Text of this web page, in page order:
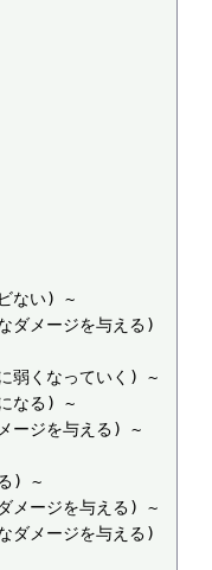
ない) ~
ダメージを与える)
弱くなっていく) ~
なる) ~
ージを与える) ~
) ~
メージを与える) ~
ダメージを与える)